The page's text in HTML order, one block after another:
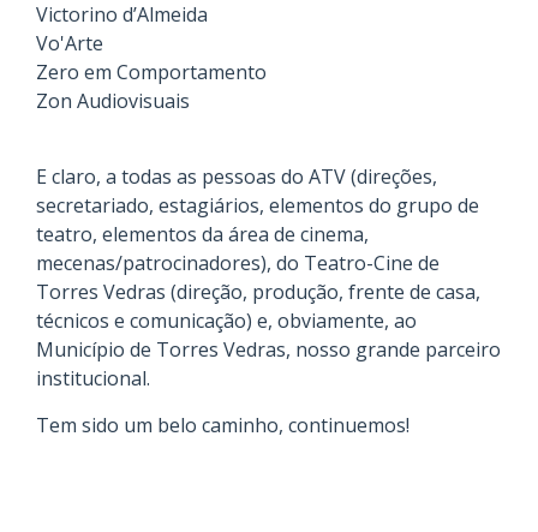
Victorino d’Almeida
Vo'Arte
Zero em Comportamento
Zon Audiovisuais
E claro, a todas as pessoas do ATV (direções,
secretariado, estagiários, elementos do grupo de
teatro, elementos da área de cinema,
mecenas/patrocinadores), do Teatro-Cine de
Torres Vedras (direção, produção, frente de casa,
técnicos e comunicação) e, obviamente, ao
Município de Torres Vedras, nosso grande parceiro
institucional.
Tem sido um belo caminho, continuemos!